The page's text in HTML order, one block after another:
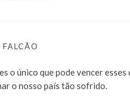
o único que pode vencer
o nosso país tão sofrido.